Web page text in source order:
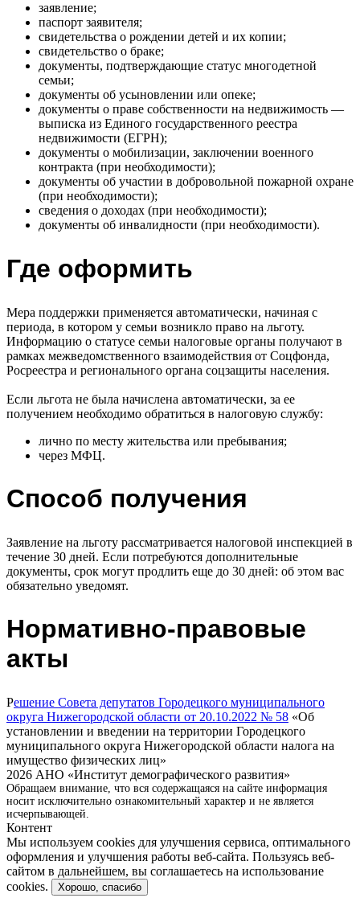
заявление;
паспорт заявителя;
свидетельства о рождении детей и их копии;
свидетельство о браке;
документы, подтверждающие статус многодетной
семьи;
документы об усыновлении или опеке;
документы о праве собственности на недвижимость —
выписка из Единого государственного реестра
недвижимости (ЕГРН);
документы о мобилизации, заключении военного
контракта (при необходимости);
документы об участии в добровольной пожарной охране
(при необходимости);
сведения о доходах (при необходимости);
документы об инвалидности (при необходимости).
Где оформить
Мера поддержки применяется автоматически, начиная с
периода, в котором у семьи возникло право на льготу.
Информацию о статусе семьи налоговые органы получают в
рамках межведомственного взаимодействия от Соцфонда,
Росреестра и регионального органа соцзащиты населения.
Если льгота не была начислена автоматически, за ее
получением необходимо обратиться в налоговую службу:
лично по месту жительства или пребывания;
через МФЦ.
Способ получения
Заявление на льготу рассматривается налоговой инспекцией в
течение 30 дней. Если потребуются дополнительные
документы, срок могут продлить еще до 30 дней: об этом вас
обязательно уведомят.
Нормативно-правовые
акты
Решение Совета депутатов Городецкого муниципального
округа Нижегородской области от 20.10.2022 № 58 «Об
установлении и введении на территории Городецкого
муниципального округа Нижегородской области налога на
имущество физических лиц»
2026 АНО «Институт демографического развития»
Обращаем внимание, что вся содержащаяся на сайте информация
носит исключительно ознакомительный характер и не является
исчерпывающей.
Контент
Мы используем cookies для улучшения сервиса, оптимального
оформления и улучшения работы веб-сайта. Пользуясь веб-
сайтом в дальнейшем, вы соглашаетесь на использование
cookies.
Хорошо, спасибо